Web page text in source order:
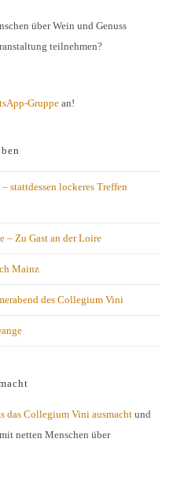
über Wein und Genuss
teilnehmen?
Gruppean!
stattdessen lockeres Treffen
– Zu Gast an der Loire
Mainz
des Collegium Vini
das Collegium Vini ausmacht und
netten Menschen über